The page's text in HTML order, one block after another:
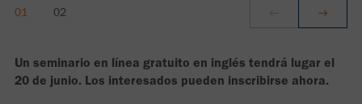
Un seminario en línea gratuito en inglés tendrá lugar el
20 de junio. Los interesados pueden inscribirse ahora.